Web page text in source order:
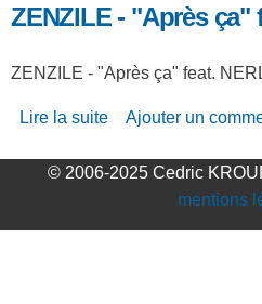
ZENZILE - "Après ça"
ZENZILE - "Après ça" feat.
Lire la suite de ZENZILE -
Ajouter un
© 2006-2025 Cedric
mentions